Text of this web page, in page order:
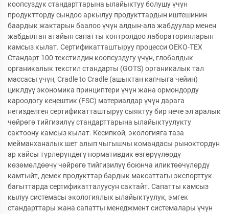
коопсуздук стандарттарына ылайыктуу болушу үчүн
продуктторду сындоо аркылуу продукттардын иштешинин
баардык жактарын баалоо үчүн алдын-ала жабдуулар менен
жабдылган атайын сапатты контролдоо лабораторияларын
камсыз кылат. Сертификатташтыруу процесси OEKO-TEX
Стандарт 100 текстилдин коопсуздугу үчүн, глобалдык
органикалык текстил стандарты (GOTS) органикалык тал
массасы үчүн, Cradle to Cradle (ашыктан капчыга чейин)
циклдүү экономика принциптери үчүн жана ормондорду
кароодогу кеңештик (FSC) материалдар үчүн дарага
негизделген сертификатташтыруу сыяктуу бир нече эл аралык
чөйрөгө тийгизилүү стандарттарына ылайыктуулукту
сактоону камсыз кылат. Кесипкөй, экологияга таза
мейманханалык шет алып чыгышчы командасы рыноктордун
ар кайсы түрлөрүндөгү нормативдик өзгөрүүлөрдү
көзөмөлдөөчү чөйрөгө тийгизилүү боюнча иликтөөчүлөрдү
камтыйт, демек продукттар бардык максаттагы экспорттук
багыттарда сертификатталуусун сактайт. Сапатты камсыз
кылуу системасы экологиялык ылайыктуулук, эмгек
стандарттары жана сапатты менеджмент системалары үчүн